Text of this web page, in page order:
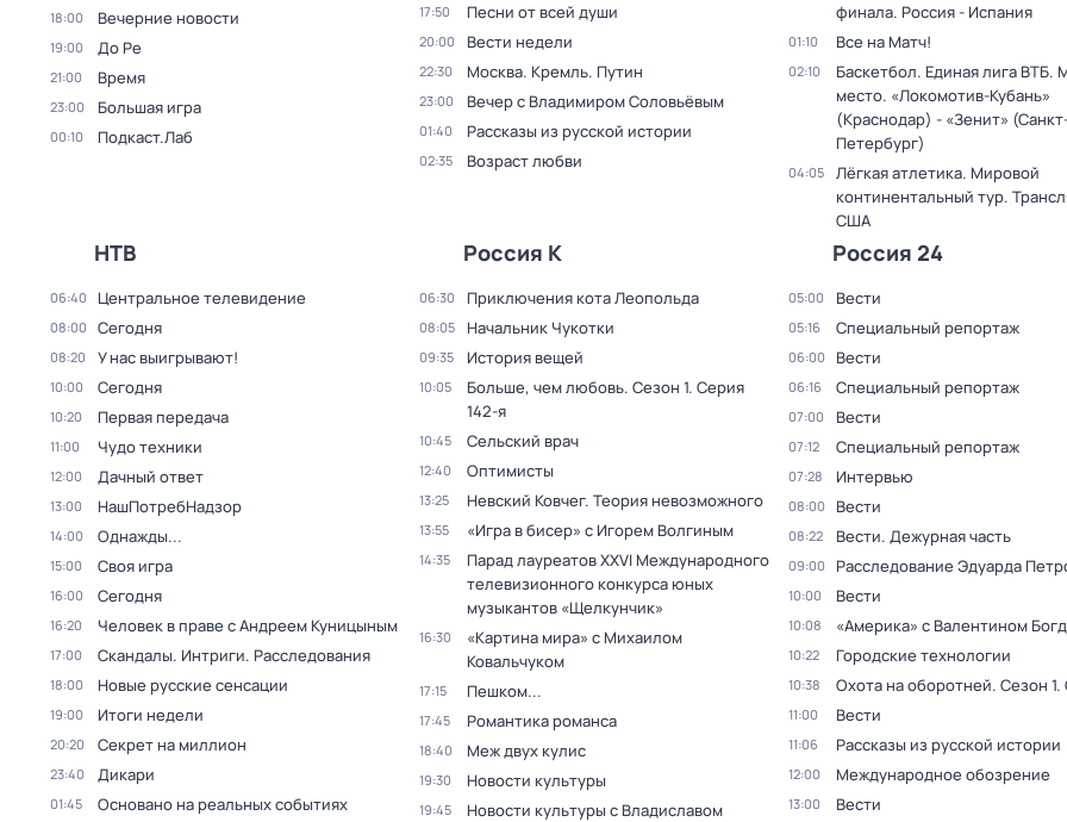
18:00 Вечерние новости
19:00 До Ре
21:00 Время
23:00 Большая игра
00:10 Подкаст.Лаб
17:50 Песни от всей души
20:00 Вести недели
22:30 Москва. Кремль. Путин
23:00 Вечер с Владимиром Соловьёвым
01:40 Рассказы из русской истории
02:35 Возраст любви
финала. Россия - Испания
01:10 Все на Матч!
02:10
Баскетбол. Единая лига ВТБ.
место. «Локомотив-Кубань»
(Краснодар) - «Зенит»
Петербург)
04:05
Лёгкая атлетика. Мировой
континентальный тур.
США
НТВ
06:40 Центральное телевидение
08:00 Сегодня
08:20 У нас выигрывают!
10:00 Сегодня
10:20 Первая передача
11:00 Чудо техники
12:00 Дачный ответ
13:00 НашПотребНадзор
14:00 Однажды...
15:00 Своя игра
16:00 Сегодня
16:20 Человек в праве с Андреем Куницыным
17:00 Скандалы. Интриги. Расследования
18:00 Новые русские сенсации
19:00 Итоги недели
20:20 Секрет на миллион
23:40 Дикари
01:45 Основано на реальных событиях
Россия К
06:30 Приключения кота Леопольда
08:05 Начальник Чукотки
09:35 История вещей
10:05 Больше, чем любовь. Сезон 1. Серия
142-я
10:45 Сельский врач
12:40 Оптимисты
13:25 Невский Ковчег. Теория невозможного
13:55 «Игра в бисер» с Игорем Волгиным
14:35
Парад лауреатов XXVI Международного
телевизионного конкурса юных
музыкантов «Щелкунчик»
16:30
«Картина мира» с Михаилом
Ковальчуком
17:15 Пешком...
17:45 Романтика романса
18:40 Меж двух кулис
19:30 Новости культуры
19:45
Новости культуры с Владиславом
Россия 24
05:00 Вести
05:16 Специальный репортаж
06:00 Вести
06:16 Специальный репортаж
07:00 Вести
07:12 Специальный репортаж
07:28 Интервью
08:00 Вести
08:22 Вести. Дежурная часть
09:00 Расследование Эдуарда
10:00 Вести
10:08 «Америка» с Валентином
10:22 Городские технологии
10:38 Охота на оборотней. Сезон 1.
11:00 Вести
11:06 Рассказы из русской истории
12:00 Международное обозрение
13:00 Вести